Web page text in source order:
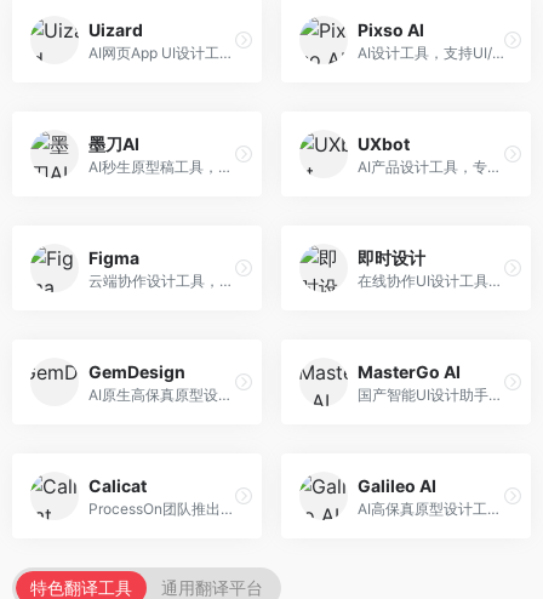
Uizard
AI网页App UI设计工具，专注于快速界面生成。面向产品经理和设计师，提供线框图转UI、界面生成、设计优化等服务，设计速度快。
Pixso AI
AI设计工具，支持UI/UX设计全流程。面向设计师和产品团队，提供界面生成、设计优化、协作评审等服务，国产替代方案，团队协作便捷。
墨刀AI
AI秒生原型稿工具，专注于快速原型设计。面向产品经理和设计师，提供原型生成、交互设计、团队协作等服务，原型制作效率高。
UXbot
AI产品设计工具，专注于用户体验优化。面向UX设计师，提供用户研究、设计建议、可用性测试等服务，UX设计支持完善。
Figma
云端协作设计工具，整合AI设计辅助功能。面向UI/UX设计师和产品团队，提供界面设计、原型制作、团队协作等服务，协作功能强大，是UI设计领域的标杆产品。
即时设计
在线协作UI设计工具，整合AI设计功能。面向设计师和产品团队，提供界面设计、原型制作、设计资源库等服务，国产协作设计平台。
GemDesign
AI原生高保真原型设计工具，专注于智能设计生成。面向设计师，提供界面生成、设计优化、原型制作等服务，设计自动化程度高。
MasterGo AI
国产智能UI设计助手，专注于界面设计自动化。面向UI设计师，提供界面生成、组件设计、设计系统构建等服务，中文用户适配性好。
Calicat
ProcessOn团队推出的产设研协作平台，整合设计与协作功能。面向产品团队，提供设计协作、文档管理、团队沟通等服务，产研协作便捷。
Galileo AI
AI高保真原型设计工具，专注于UI界面生成。面向设计师和产品团队，提供界面生成、交互设计、设计优化等服务，界面质量高。
特色翻译工具 通用翻译平台